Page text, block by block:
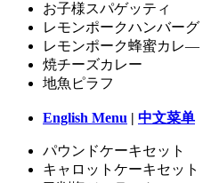
お子様スパゲッティ
レモンポークハンバーグ
レモンポーク蜂蜜カレ―
焼チーズカレー
地魚ピラフ
English Menu | 中文菜单
パウンドケーキセット
キャロットケーキセット